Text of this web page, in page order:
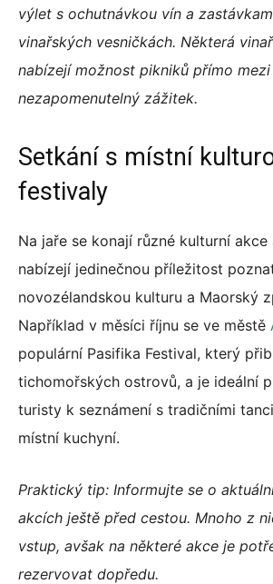
výlet s ochutnávkou vín a
vinařských vesničkách. Některá
nabízejí možnost pikniků přímo
nezapomenutelný zážitek.
Setkání s místní
festivaly
Na jaře se konají různé kulturní
nabízejí jedinečnou příležitost
novozélandskou kulturu a Maorský
Například v měsíci říjnu se ve městě
populární Pasifika Festival, který
tichomořských ostrovů, a je ideální
turisty k seznámení s tradičními
místní kuchyní.
Praktický tip: Informujte se o
akcích ještě před cestou. Mnoho z
vstup, avšak na některé akce je
rezervovat dopředu.